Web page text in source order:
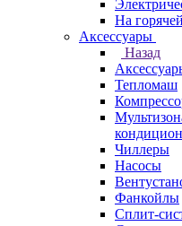
На
Аксессуары
Назад
Тепломаш
Чиллеры
Насосы
Фанкойлы
Сплит-